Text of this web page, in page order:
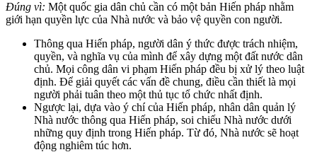
Đúng vì: Một quốc gia dân chủ cần có một bản Hiến pháp nhằm
giới hạn quyền lực của Nhà nước và bảo vệ quyền con người.
Thông qua Hiến pháp, người dân ý thức được trách nhiệm,
quyền, và nghĩa vụ của mình để xây dựng một đất nước dân
chủ. Mọi công dân vi phạm Hiến pháp đều bị xử lý theo luật
định. Để giải quyết các vấn đề chung, điều cần thiết là mọi
người phải tuân theo một thủ tục tổ chức nhất định.
Ngược lại, dựa vào ý chí của Hiến pháp, nhân dân quản lý
Nhà nước thông qua Hiến pháp, soi chiếu Nhà nước dưới
những quy định trong Hiến pháp. Từ đó, Nhà nước sẽ hoạt
động nghiêm túc hơn.